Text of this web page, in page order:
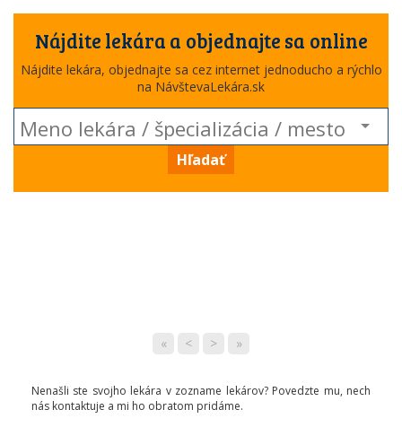
Nájdite lekára a objednajte sa online
Nájdite lekára, objednajte sa cez internet jednoducho a rýchlo
na NávštevaLekára.sk
Hľadať
« < > »
Nenašli ste svojho lekára v zozname lekárov? Povedzte mu, nech
nás kontaktuje a mi ho obratom pridáme.